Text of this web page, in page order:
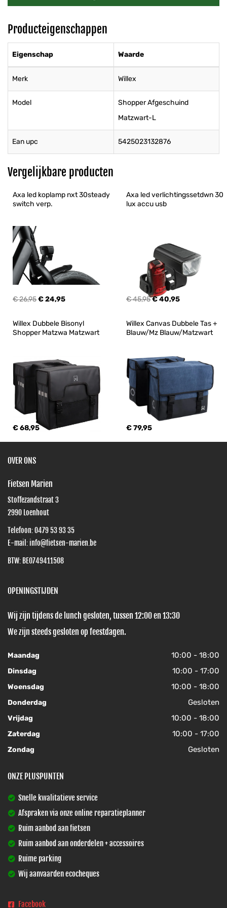
Producteigenschappen
Eigenschap Waarde
Merk Willex
Model
Shopper Afgeschuind
Matzwart-L
Ean upc 5425023132876
Vergelijkbare producten
Axa led koplamp nxt 30steady
switch verp.
€ 26,95€ 24,95
Axa led verlichtingssetdwn 30
lux accu usb
€ 45,95€ 40,95
Willex Dubbele Bisonyl
Shopper Matzwa Matzwart
€ 68,95
Willex Canvas Dubbele Tas +
Blauw/Mz Blauw/Matzwart
€ 79,95
OVER ONS
Fietsen Marien
Stoffezandstraat 3
2990 Loenhout
Telefoon:0479 53 93 35
E-mail: info@fietsen-marien.be
BTW: BE0749411508
OPENINGSTIJDEN
Wij zijn tijdens de lunch gesloten, tussen 12:00 en 13:30
We zijn steeds gesloten op feestdagen.
Maandag 10:00 - 18:00
Dinsdag 10:00 - 17:00
Woensdag 10:00 - 18:00
Donderdag Gesloten
Vrijdag 10:00 - 18:00
Zaterdag 10:00 - 17:00
Zondag Gesloten
ONZE PLUSPUNTEN
Snelle kwalitatieve service
Afspraken via onze online reparatieplanner
Ruim aanbod aan fietsen
Ruim aanbod aan onderdelen + accessoires
Ruime parking
Wij aanvaarden ecocheques
Facebook